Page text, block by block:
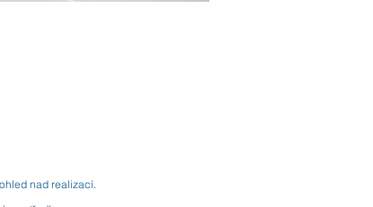
nad realizací.